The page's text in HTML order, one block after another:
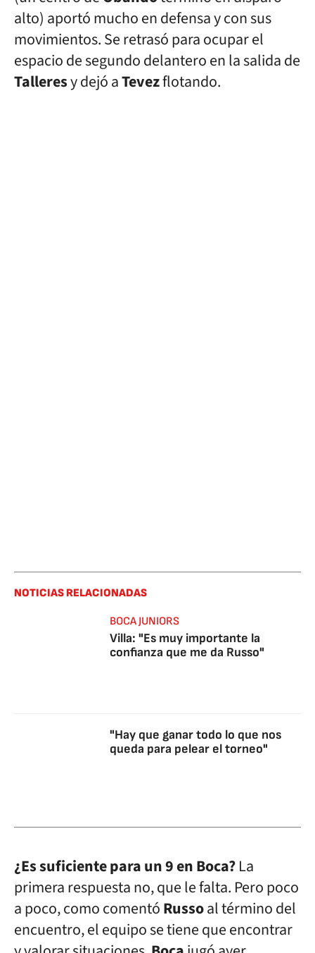
alto) aportó mucho en defensa y con sus
movimientos. Se retrasó para ocupar el
espacio de segundo delantero en la salida de
Talleresy dejó aTevezflotando.
NOTICIAS RELACIONADAS
BOCA JUNIORS
Villa: "Es muy importante la
confianza que me da Russo"
"Hay que ganar todo lo que nos
queda para pelear el torneo"
¿Es suficiente para un 9 en Boca?La
primera respuesta no, que le falta. Pero poco
a poco, como comentóRussoal término del
encuentro, el equipo se tiene que encontrar